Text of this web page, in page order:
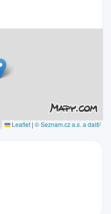
Leaflet | © Seznam.cz a.s. a další